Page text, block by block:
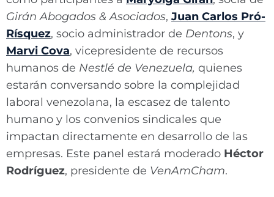
Girán Abogados & Asociados, Juan Carlos Pró-
Rísquez, socio administrador de Dentons, y
Marvi Cova, vicepresidente de recursos
humanos de Nestlé de Venezuela, quienes
estarán conversando sobre la complejidad
laboral venezolana, la escasez de talento
humano y los convenios sindicales que
impactan directamente en desarrollo de las
empresas. Este panel estará moderado Héctor
Rodríguez, presidente de VenAmCham.